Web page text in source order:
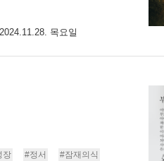
2024.11.28. 목요일
장 #정서
#잠재의식